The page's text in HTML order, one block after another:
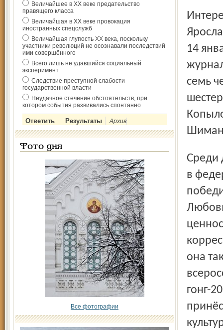
Величайшее в ХХ веке предательство
правящего класса
Величайшая в ХХ веке провокация
иностранных спецслужб
Величайшая глупость ХХ века, поскольку
участники революций не осознавали последствий
ими совершённого
Всего лишь не удавшийся социальный
эксперимент
Следствие преступной слабости
государственной власти
Неудачное стечение обстоятельств, при
котором события развивались спонтанно
Архив
Фото дня
Все фотографии
Интересно, что награды лауреатам конкурса «Слово о
14
семь
Среди других наград года особо нужно выделить победы
в
она
гонг-